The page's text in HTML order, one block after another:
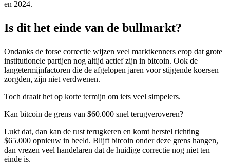
en 2024.
Is dit het einde van de bullmarkt?
Ondanks de forse correctie wijzen veel marktkenners erop dat grote
institutionele partijen nog altijd actief zijn in bitcoin. Ook de
langetermijnfactoren die de afgelopen jaren voor stijgende koersen
zorgden, zijn niet verdwenen.
Toch draait het op korte termijn om iets veel simpelers.
Kan bitcoin de grens van $60.000 snel terugveroveren?
Lukt dat, dan kan de rust terugkeren en komt herstel richting
$65.000 opnieuw in beeld. Blijft bitcoin onder deze grens hangen,
dan vrezen veel handelaren dat de huidige correctie nog niet ten
einde is.